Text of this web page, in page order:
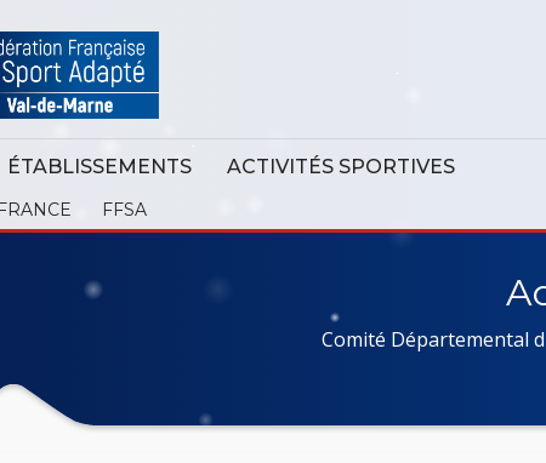
ÉTABLISSEMENTS ACTIVITÉS SPORTIVES
FFSA
Comité Départemental